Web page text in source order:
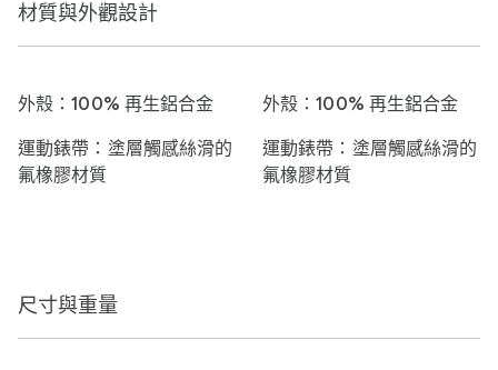
材質與外觀設計
外殼：100% 再生鋁合金
運動錶帶：塗層觸感絲滑的
氟橡膠材質
外殼：100% 再生鋁合金
運動錶帶：塗層觸感絲滑的
氟橡膠材質
尺寸與重量